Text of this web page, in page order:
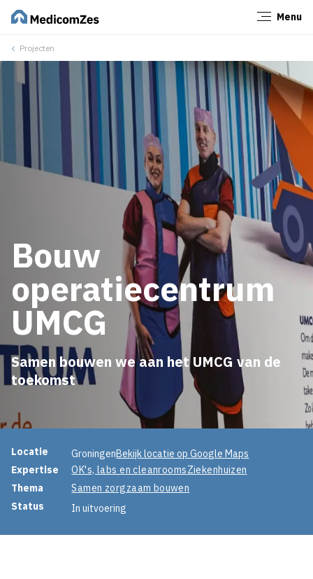
Menu
Projecten
Bouw
operatiecentrum
UMCG
Samen bouwen we aan het UMCG van de
toekomst
Projectinformatie
Locatie GroningenBekijk locatie op Google Maps
Expertise
OK's, labs en cleanroomsZiekenhuizen
Thema
Samen zorgzaam bouwen
Status
In uitvoering
Sluiten